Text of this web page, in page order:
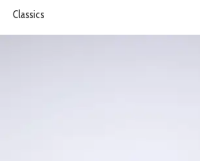
Classics